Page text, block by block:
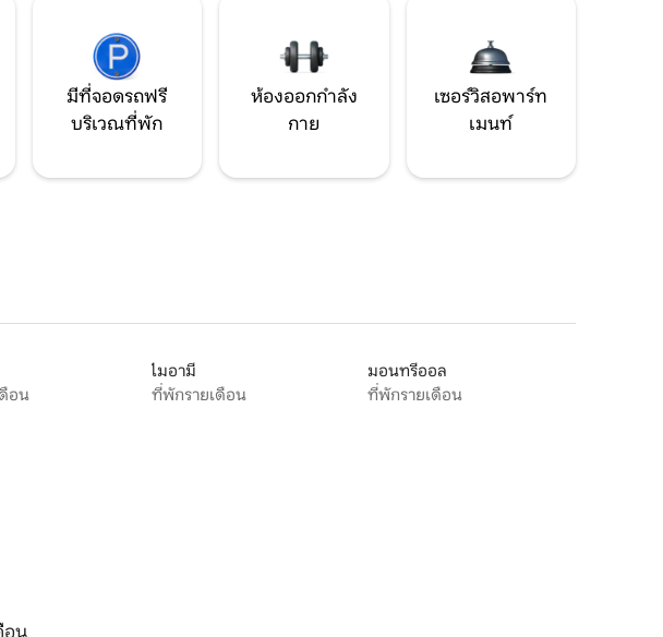
มีที่จอดรถฟรี
บริเวณที่พัก
ห้องออกกำลัง
กาย
เซอร์วิสอพาร์ท
เมนท์
อน
ไมอามี
ที่พักรายเดือน
มอนทรีออล
ที่พักรายเดือน